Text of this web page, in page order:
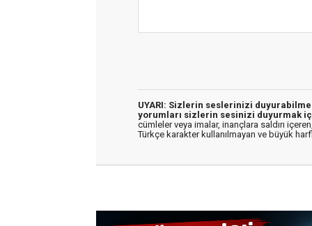
UYARI: Sizlerin seslerinizi
yorumları sizlerin sesinizi duyurmak
cümleler veya imalar, inançlara saldırı
Türkçe karakter kullanılmayan ve büyük